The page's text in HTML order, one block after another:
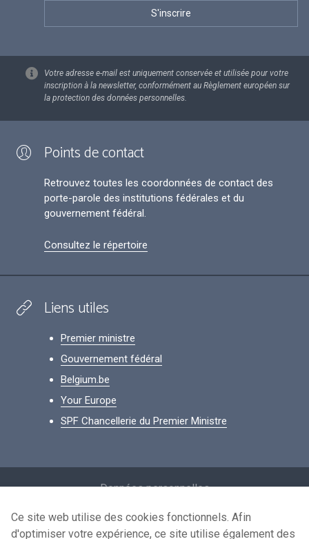
Votre adresse e-mail est uniquement conservée et utilisée pour votre
inscription à la newsletter, conformément au Règlement européen sur
la protection des données personnelles.
Points de contact
Retrouvez toutes les coordonnées de contact des
porte-parole des institutions fédérales et du
gouvernement fédéral.
Consultez le répertoire
Liens utiles
Premier ministre
Gouvernement fédéral
Belgium.be
Your Europe
SPF Chancellerie du Premier Ministre
Données personnelles
Conditions de réutilisation
Ce site web utilise des cookies fonctionnels. Afin
d'optimiser votre expérience, ce site utilise également des